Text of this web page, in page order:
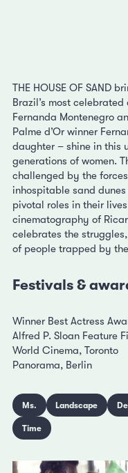
THE HOUSE OF SAND
Brazil’s most
Fernanda Montenegro
Palme d’Or winner
daughter – shine in this
generations of women.
challenged by the
inhospitable sand
pivotal roles in their
cinematography of
celebrates the
of people trapped by
Festivals &
Winner Best Actress
Alfred P. Sloan Feature
World Cinema, Toronto
Panorama, Berlin
Ms. Landscape
Time